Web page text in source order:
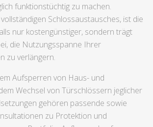
funktionstüchtig zu machen.
Schlossaustausches, ist die
nur kostengünstiger, sondern trägt
die Nutzungsspanne Ihrer
zu verlängern.
Aufsperren von Haus- und
Wechsel von Türschlössern jeglicher
gehören passende sowie
zu Protektion und